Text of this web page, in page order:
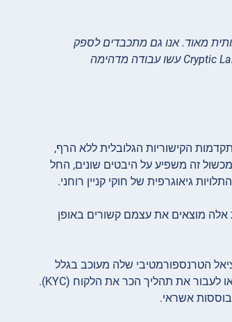
מאוד. אנו גם מתכבדים לספק
את פלטפורמת הטכנולוגיה, טכנולוגיית הבלוקצ’יין הבסיסית לכך, שרשרת ה-BNB. אני חושב ש-Cryptic Labs עשו עבודה מדהימה
הקישוריות הגלובלית ללא הרף,
זה משפיע על היבטים שונים, החל
גיאוגרפית של חוקי קניין רוחני.
אלה מוצאים את עצמם קשורים באופן
הטרנספורמטיבי שלה מעוכב בגלל
חוסר באחריות משפטית. לדוגמה, זהויות על-שרשרת נוכחיות אינן מספיקות לפתיחת חשבון בנק או לעבור את תהליך הכר את הלקוח (KYC).
אשראי.